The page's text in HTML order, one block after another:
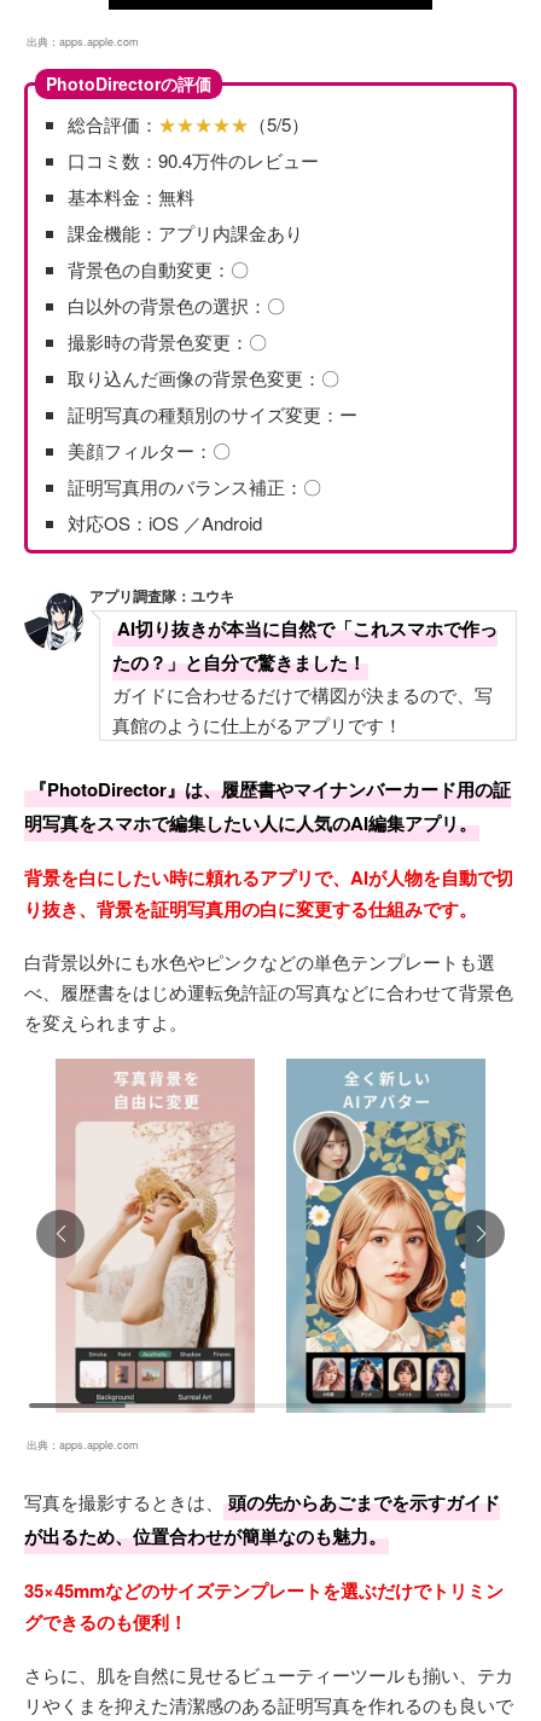
出典： apps.apple.com
PhotoDirectorの評価
総合評価： ★★★★★ （5/5）
口コミ数：90.4万件のレビュー
基本料金：無料
課金機能：アプリ内課金あり
背景色の自動変更：〇
白以外の背景色の選択：〇
撮影時の背景色変更：〇
取り込んだ画像の背景色変更：〇
証明写真の種類別のサイズ変更：ー
美顔フィルター：〇
証明写真用のバランス補正：〇
対応OS：iOS ／Android
アプリ調査隊：ユウキ
AI切り抜きが本当に自然で「これスマホで作っ
たの？」と自分で驚きました！
ガイドに合わせるだけで構図が決まるので、写
真館のように仕上がるアプリです！
『PhotoDirector』は、履歴書やマイナンバーカード用の証
明写真をスマホで編集したい人に人気のAI編集アプリ。
背景を白にしたい時に頼れるアプリで、AIが人物を自動で切
り抜き、背景を証明写真用の白に変更する仕組みです。
白背景以外にも水色やピンクなどの単色テンプレートも選
べ、履歴書をはじめ運転免許証の写真などに合わせて背景色
を変えられますよ。
出典： apps.apple.com
写真を撮影するときは、
頭の先からあごまでを示すガイド
が出るため、位置合わせが簡単なのも魅力。
35×45mmなどのサイズテンプレートを選ぶだけでトリミン
グできるのも便利！
さらに、肌を自然に見せるビューティーツールも揃い、テカ
リやくまを抑えた清潔感のある証明写真を作れるのも良いで